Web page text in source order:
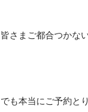
皆さまご都合つかな
でも本当にご予約と